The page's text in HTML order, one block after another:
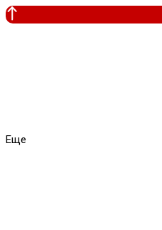
Еще